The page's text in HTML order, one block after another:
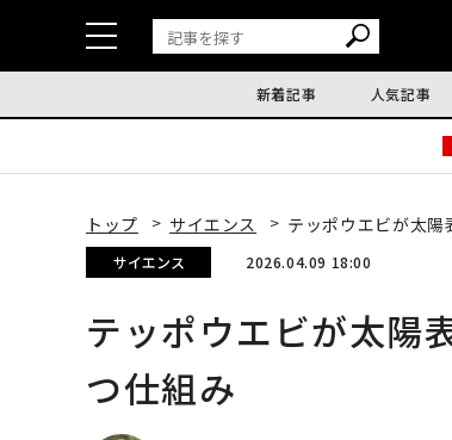
新着記事 人気記事
トップ サイエンス テッポウエビが太
サイエンス 2026.04.09 18:00
テッポウエビが太陽
つ仕組み